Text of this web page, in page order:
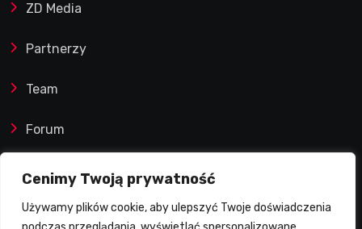
Cenimy Twoją prywatność
Używamy plików cookie, aby ulepszyć Twoje doświadczenia
ZD Media
Partnerzy
Team
Forum
Reklamy i współprace
Prawa autorskie